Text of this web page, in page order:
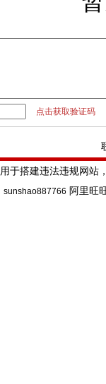
点击获取验证码
于搭建违法违规网
sunshao887766 阿里旺